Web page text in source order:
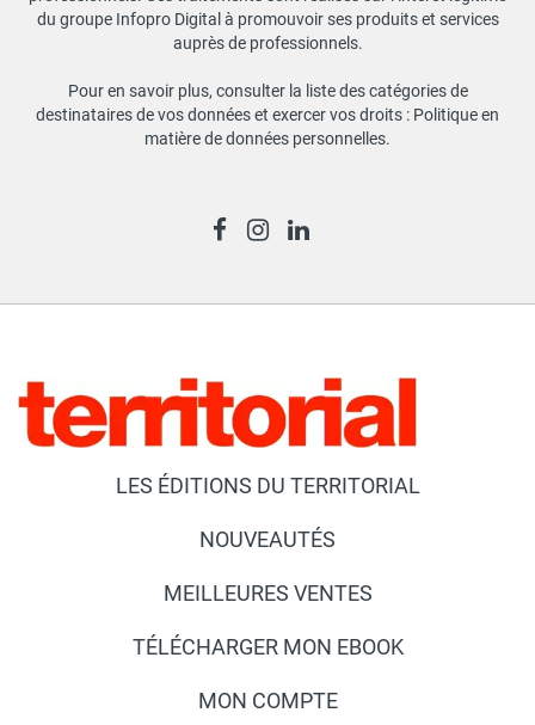
du groupe Infopro Digital à promouvoir ses produits et services
auprès de professionnels.
Pour en savoir plus, consulter la liste des catégories de
destinataires de vos données et exercer vos droits : Politique en
matière de données personnelles.
LES ÉDITIONS DU TERRITORIAL
NOUVEAUTÉS
MEILLEURES VENTES
TÉLÉCHARGER MON EBOOK
MON COMPTE